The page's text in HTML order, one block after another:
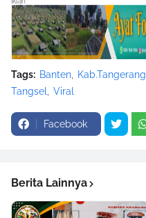
Tags: Banten Kab.Tangerang
Tangsel
Viral
Facebook
Berita Lainnya